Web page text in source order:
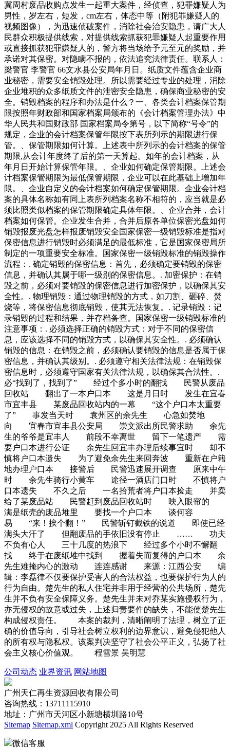
冀周村废品收购点发生一起重大案件，经侦查，犯罪嫌疑人为
男性，岁左右，短发，cm左右，体态中等（附犯罪嫌疑人的
视频图像），为迅速侦破案件，消除社会治安隐患，请广大人
民群众积极提供线索，对提供线索抓获犯罪嫌疑人起重要作用
或直接抓获犯罪嫌疑人的，警方将当场给予元至元的奖励，并
承诺对其保密。对隐瞒不报的，依法追究法律责任。联系人：
梁警官 李警官 66文水县公安局年月日。纸质文件蕴含企业商
业秘密，需要安全销毁处理。所以需要经过专业的处理，消除
企业堆积的众多纸质文件的泄密安全隐患，确保商业秘密的安
全。销毁档案的程序和办法是什么？一、各类会计档案保管期
限按照年财政部和国家档案局颁布的《会计档案管理办法》中
华人民共和国财政部 国家档案局令第号，以下简称“号令”的
规定，企业的会计档案保管年限按下表所列示的期限进行保
管。、保管期限如何计算。上述表中所列示的会计档案的保管
期限,从会计年度终了后的第一天算起。如年的会计档案，从
年月日开始计算保管年限。、企业如何确定保管期限。上述会
计档案保管期限为最低保管期限，企业可以在此基础上增加年
限。、企业自定义的会计档案如何确定保管期限。企业会计档
案的具体名称如有同上表所列档案名称不相符的，应当就是必
须比照类似档案的保管期限确定具体年限。、企业合并，会计
档案如何保管。企业发生合并，合并后原各单位保密光盘如何
销毁报废光盘怎样报废销毁安全国家保密一级销毁标准是指对
保密信息进行销毁时必须满足的最低标准，它是国家保密局所
制定的一项重要安全标准。国家保密一级销毁标准的销毁操作
流程：. 确定销毁的保密信息：首先，必须确定要销毁的保密
信息，并确认其属于哪一级别的保密信息。. 加密保护：在销
毁之前，必须对要销毁的保密信息进行加密保护，以确保其安
全性。. 物理销毁：通过物理销毁的方式，如刀割、砸碎、焚
烧等，将保密信息彻底销毁，使其无法恢复。. 记录销毁：记
录销毁的过程和结果，并存档备查。国家保密一级销毁标准的
注意事项：. 必须选择正确的销毁方式：对于不同的保密信
息，应该选择不同的销毁方式，以确保其安全性。. 必须确认
销毁的信息：在销毁之前，必须确认要销毁的信息是否属于保
密信息，并确认其级别。. 必须遵守相关法律法规：在销毁保
密信息时，必须遵守国家有关法律法规，以确保其合法性。.
必“找到了，找到了” 经过个多小时的翻找 民警从废品
回收站 翻出了一本户口本 这是月日时 发生在宜春
市宜丰县 某废品回收站内的一幕 “这个户口本太重要
了” 事发当天时 袁州区的余先生 心急如焚地
向 宜春市宜丰县公安局 崇文派出所民警求助 余先
生的爷爷是宜丰人 前段不幸离世 留下一笔遗产 需
要户口本进行公证 余先生回宜丰办理后续事宜时 却不
慎将户口本遗失 为了避免余先生来回奔波 重新在户籍
地办理户口本 接警后 民警迅速展开调查 原来中午
时 余先生骑行小黄车 途径一酒店门口时 不慎将户
口本遗失 不久之后 一名拾荒者将户口本捡走 并卖
给了某废品站 民警赶到废品回收站时 映入眼帘的
满是纸壳的废品堆里 要找一个户口本 谈何容
易 “来！挨个翻！” 民警斩钉截铁的说道 即使已经
满头大汗了 但翻废品的手依旧没有停止 …… 功夫
不负有心人 三十几度的热浪下 经过多个小时不懈翻
找 终于在废纸堆中找到 握着失而复得的户口本 余
先生难掩内心的激动 连连感谢 来源：江西公安 编
辑：李磊律不仅要保护受害人的合法权益，也要保护行为人的
行为自由。楚先生的私人住宅并非用于经营的公共场所，楚先
生并不负有安全保障义务。楚先生并未对乔某实施侵权行为，
亦无侵权的故意或过失，上述归责要件的缺失，不能使楚先生
构成侵权责任。 本案的裁判，清晰阐明了法理，树立了正
确的价值导向，引导社会树立权利的边界意识，避免侵犯他人
的所有权与隐私权。该案判决坚守了社会公平正义，弘扬了社
会主义核心价值观。 程雪景 吴明慧
公司动态 业界资讯 网站地图
广州天仁再生资源回收有限公司
咨询热线：13711115910
地址：广州市天河区小新塘横圳路10号
Sitemap Sitemap.xml Copyright 2025 All Rights Reserved
微信客服